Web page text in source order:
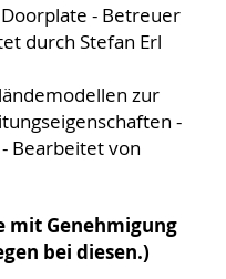
- Betreuer
durch Stefan Erl
zur
-
Bearbeitet von
mit Genehmigung
bei diesen.)